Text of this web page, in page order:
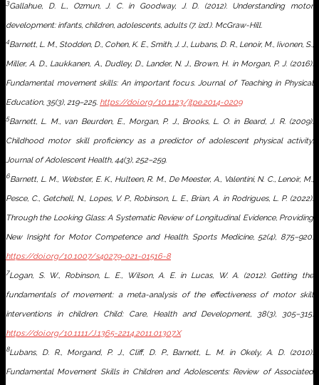
3Gallahue, D. L., Ozmun, J. C. in Goodway, J. D. (2012). Understanding motor
development: infants, children, adolescents, adults(7. izd.). McGraw-Hill.
4Barnett, L. M., Stodden, D., Cohen, K. E., Smith, J. J., Lubans, D. R., Lenoir, M., Iivonen, S.,
Miller, A. D., Laukkanen, A., Dudley, D., Lander, N. J., Brown, H. in Morgan, P. J. (2016).
Fundamental movement skills: An important focus.Journal of Teaching in Physical
Education, 35(3), 219–225. https://doi.org/10.1123/jtpe.2014-0209
5Barnett, L. M., van Beurden, E., Morgan, P. J., Brooks, L. O. in Beard, J. R. (2009).
Childhood motor skill proficiency as a predictor of adolescent physical activity.
Journal of Adolescent Health, 44(3), 252–259.
6Barnett, L. M., Webster, E. K., Hulteen, R. M., De Meester, A., Valentini, N. C., Lenoir, M.,
Pesce, C., Getchell, N., Lopes, V. P., Robinson, L. E., Brian, A. in Rodrigues, L. P. (2022).
Through the Looking Glass: A Systematic Review of Longitudinal Evidence, Providing
New Insight for Motor Competence and Health.Sports Medicine, 52(4), 875–920.
https://doi.org/10.1007/s40279-021-01516-8
7Logan, S. W., Robinson, L. E., Wilson, A. E. in Lucas, W. A. (2012). Getting the
fundamentals of movement: a meta-analysis of the effectiveness of motor skill
interventions in children. Child: Care, Health and Development, 38(3), 305–315.
https://doi.org/10.1111/J.1365-2214.2011.01307.X
8Lubans, D. R., Morgand, P. J., Cliff, D. P., Barnett, L. M. in Okely, A. D. (2010).
Fundamental Movement Skills in Children and Adolescents: Review of Associated